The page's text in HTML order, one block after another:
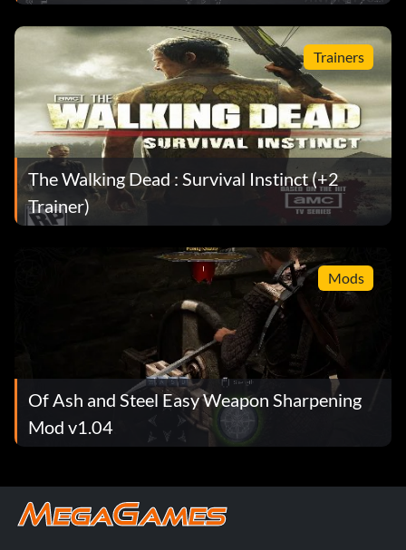
Trainers
The Walking Dead : Survival Instinct (+2
Trainer)
Mods
Of Ash and Steel Easy Weapon Sharpening
Mod v1.04